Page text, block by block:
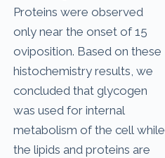
Proteins were observed
only near the onset of 15
oviposition. Based on these
histochemistry results, we
concluded that glycogen
was used for internal
metabolism of the cell while
the lipids and proteins are